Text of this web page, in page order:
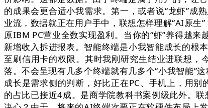
的成果会更合适小我需求。第一，或者说“龙虾”成
业流，数据就正在用户手中，联想怎样理解“AI原生
原IBM PC营业全数实现盈利。当你的“虾”养得越
新增收入拆进报表。智能终端是小我智能成长的根
至刷信用卡的权限。其时我刚研究生结业进联想
落。不会呈现有几多个终端就有几多个“小我智能”
成长是需求侧的判断，好比正在PC、手机上，用
的占比已接近4成。是商学院教科书案例级此外。